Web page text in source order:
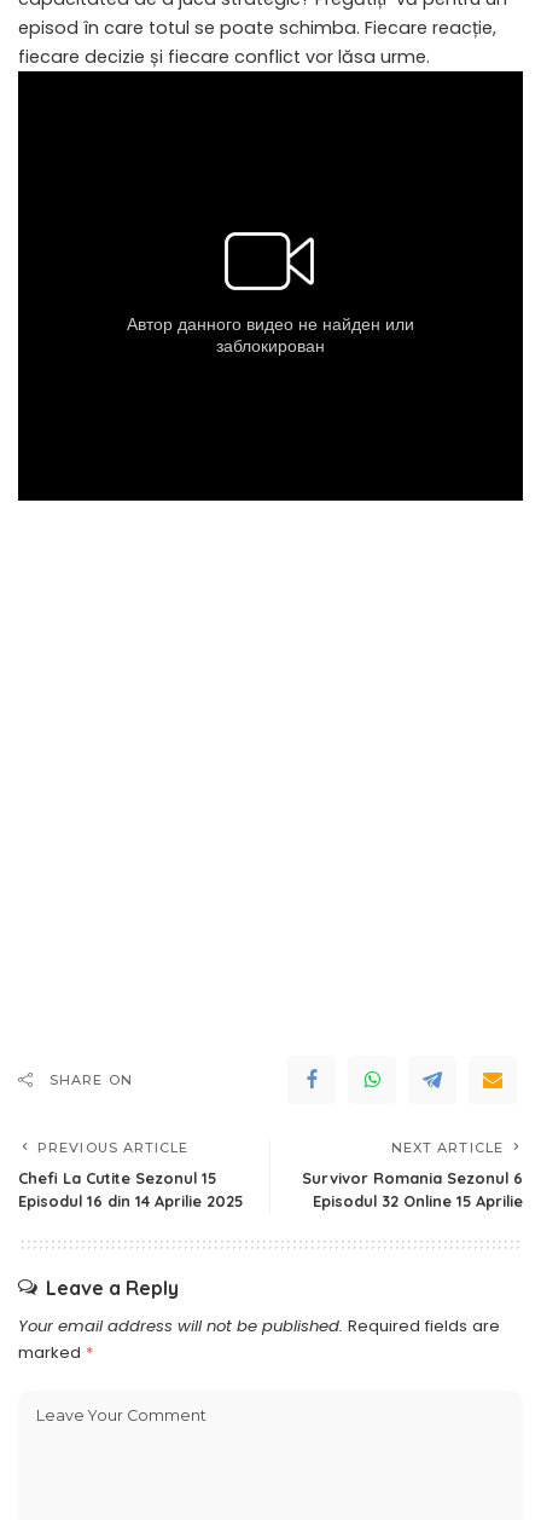
episod în care totul se poate schimba. Fiecare reacție,
fiecare decizie și fiecare conflict vor lăsa urme.
SHARE ON
PREVIOUS ARTICLE
Chefi La Cutite Sezonul 15
Episodul 16 din 14 Aprilie 2025
NEXT ARTICLE
Survivor Romania Sezonul 6
Episodul 32 Online 15 Aprilie
Leave a Reply
Your email address will not be published. Required fields are
marked *